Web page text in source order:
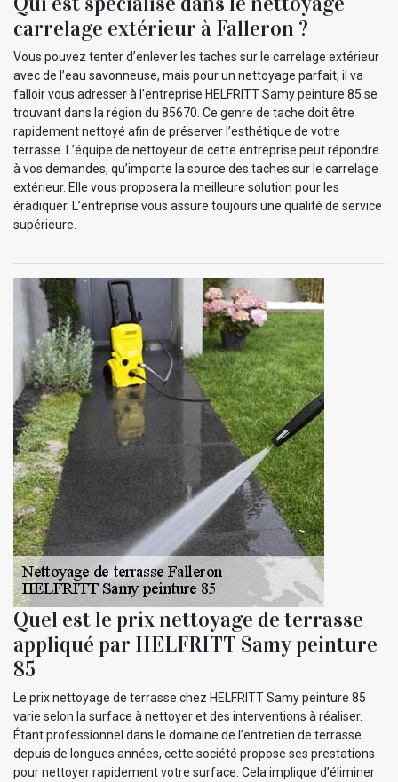
carrelage extérieur à Falleron ?
Vous pouvez tenter d’enlever les taches sur le carrelage extérieur
avec de l’eau savonneuse, mais pour un nettoyage parfait, il va
falloir vous adresser à l’entreprise HELFRITT Samy peinture 85 se
trouvant dans la région du 85670. Ce genre de tache doit être
rapidement nettoyé afin de préserver l’esthétique de votre
terrasse. L’équipe de nettoyeur de cette entreprise peut répondre
à vos demandes, qu’importe la source des taches sur le carrelage
extérieur. Elle vous proposera la meilleure solution pour les
éradiquer. L’entreprise vous assure toujours une qualité de service
supérieure.
Quel est le prix nettoyage de terrasse
appliqué par HELFRITT Samy peinture
85
Le prix nettoyage de terrasse chez HELFRITT Samy peinture 85
varie selon la surface à nettoyer et des interventions à réaliser.
Étant professionnel dans le domaine de l’entretien de terrasse
depuis de longues années, cette société propose ses prestations
pour nettoyer rapidement votre surface. Cela implique d’éliminer